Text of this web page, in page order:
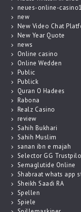
neues-online-casino1
new
New Video Chat
New Year Quote
news
Online casino
Online Wedden
Public
Publick
Quran O Hadees
Rabona
Realz Casino
review
Sahih Bukhari
Sahih Muslim
sanan ibn e majah
Selector GG
Semaglutide Online
Shabraat whats app
Sheikh Saadi RA
Spellen
Spiele